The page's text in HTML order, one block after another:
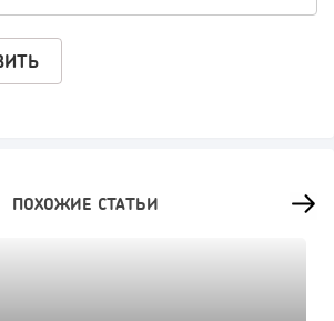
ПОХОЖИЕ СТАТЬИ